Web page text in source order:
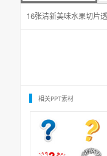
16张清新美味水果切片
相关PPT素材